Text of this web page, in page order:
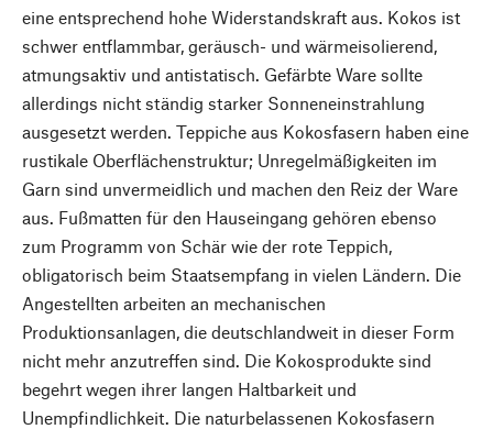
eine entsprechend hohe Widerstandskraft aus. Kokos ist
schwer entflammbar, geräusch- und wärmeisolierend,
atmungsaktiv und antistatisch. Gefärbte Ware sollte
allerdings nicht ständig starker Sonneneinstrahlung
ausgesetzt werden. Teppiche aus Kokosfasern haben eine
rustikale Oberflächenstruktur; Unregelmäßigkeiten im
Garn sind unvermeidlich und machen den Reiz der Ware
aus. Fußmatten für den Hauseingang gehören ebenso
zum Programm von Schär wie der rote Teppich,
obligatorisch beim Staatsempfang in vielen Ländern. Die
Angestellten arbeiten an mechanischen
Produktionsanlagen, die deutschlandweit in dieser Form
nicht mehr anzutreffen sind. Die Kokosprodukte sind
begehrt wegen ihrer langen Haltbarkeit und
Unempfindlichkeit. Die naturbelassenen Kokosfasern